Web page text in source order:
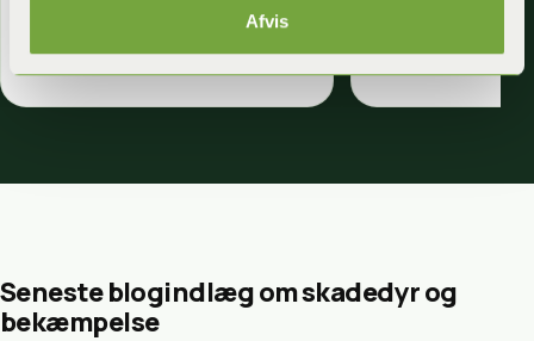
Afvis
løst på en hurtig og meget
Seneste blogindlæg om skadedyr og
bekæmpelse